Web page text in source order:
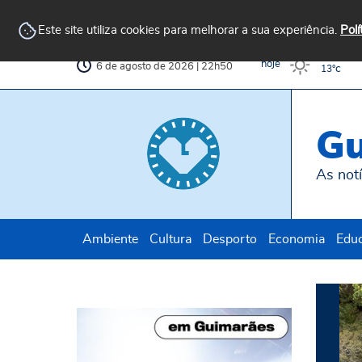
Este site utiliza cookies para melhorar a sua experiência.
Municipal
Municipal
6 de agosto de 2026 | 22h50 hoje 13°c
As
Ambiente Cultura Desporto Economia